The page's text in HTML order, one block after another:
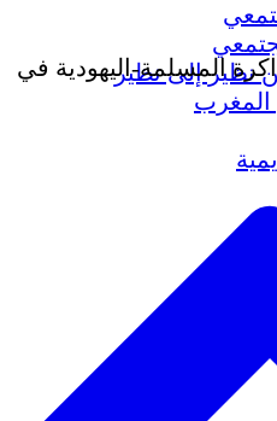
نظير إلى نظير
المغرب
المسلمة-اليهودية في